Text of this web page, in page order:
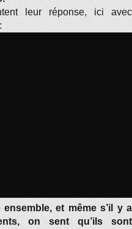
leur réponse, ici avec
et même s’il y a
on sent qu’ils sont